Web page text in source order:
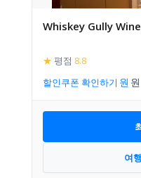
Whiskey Gully
★ 평점 8.8
할인쿠폰 확인하기
여